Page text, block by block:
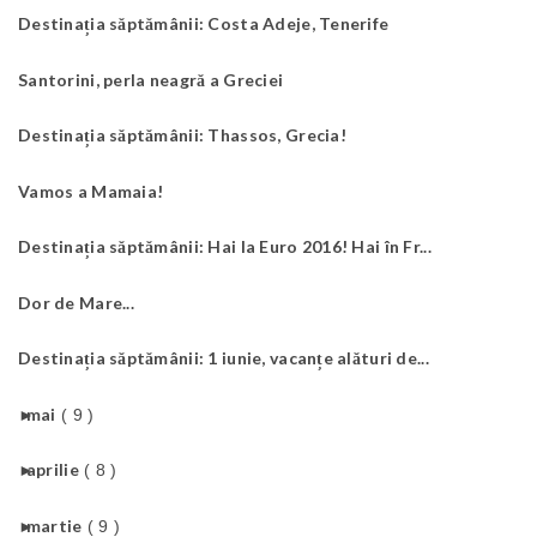
Destinația săptămânii: Costa Adeje, Tenerife
Santorini, perla neagră a Greciei
Destinația săptămânii: Thassos, Grecia!
Vamos a Mamaia!
Destinația săptămânii: Hai la Euro 2016! Hai în Fr...
Dor de Mare...
Destinația săptămânii: 1 iunie, vacanțe alături de...
►
mai ( 9 )
►
aprilie ( 8 )
►
martie ( 9 )